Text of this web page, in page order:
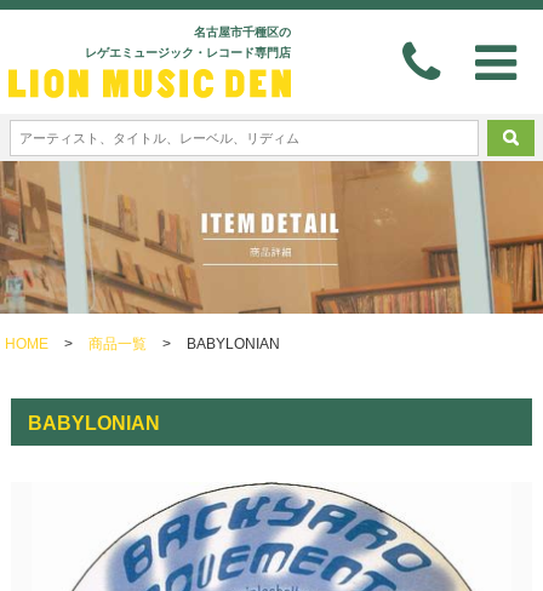
名古屋市千種区の
レゲエミュージック・レコード専門店
HOME > 商品一覧 > BABYLONIAN
BABYLONIAN